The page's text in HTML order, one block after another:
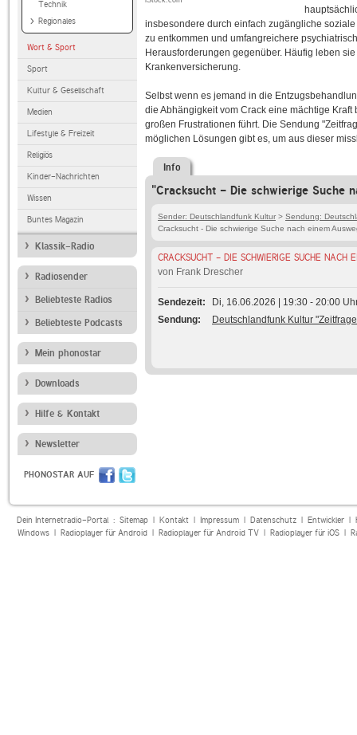
Technik
Regionales
Wort & Sport
Sport
Kultur & Gesellschaft
Medien
Lifestyle & Freizeit
Religiös
Kinder-Nachrichten
Wissen
Buntes Magazin
Klassik-Radio
Radiosender
Beliebteste Radios
Beliebteste Podcasts
Mein phonostar
Downloads
Hilfe & Kontakt
Newsletter
PHONOSTAR AUF
insbesondere durch einfach zugängliche
zu entkommen und umfangreichere
Herausforderungen gegenüber. Häufig leben
Krankenversicherung.
Selbst wenn es jemand in die
die Abhängigkeit vom Crack eine mächtige
großen Frustrationen führt. Die Sendung
möglichen Lösungen gibt es, um aus dieser
Info
"Cracksucht - Die schwierige Suche
Sender: Deutschlandfunk Kultur > Sendung:
Cracksucht - Die schwierige Suche nach einem
CRACKSUCHT - DIE SCHWIERIGE SUCHE NACH
von Frank Drescher
Sendezeit
Di, 16.06.2026 | 19:30 - 20:00
Sendung
Deutschlandfunk Kultur
Dein Internetradio-Portal : Sitemap| Kontakt| Impressum| Datenschutz| Entwickler|
Windows| Radioplayer für Android| Radioplayer für Android TV| Radioplayer für iOS|